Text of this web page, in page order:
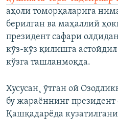
аҳоли томорқаларига
берилган ва маҳаллий
президент сафари
кўз-кўз қилишга
кўзга ташланмоқда.
Хусусан¸ ўтган ой
бу жараëннинг президент
Қашқадарëда